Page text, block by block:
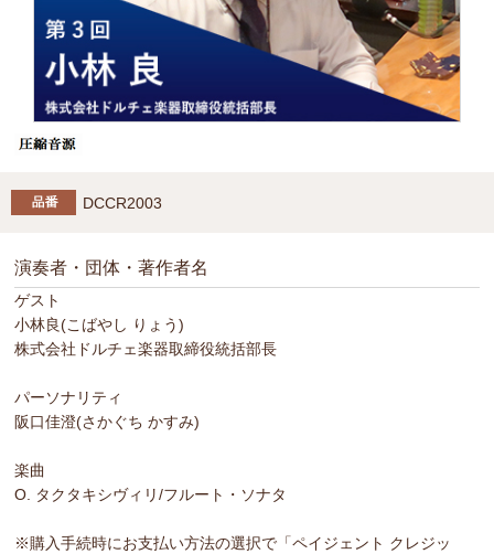
DCCR2003
演奏者・団体・著作者名
ゲスト
小林良(こばやし りょう)
株式会社ドルチェ楽器取締役統括部長
パーソナリティ
阪口佳澄(さかぐち かすみ)
楽曲
O. タクタキシヴィリ/フルート・ソナタ
※購入手続時にお支払い方法の選択で「ペイジェント クレジッ